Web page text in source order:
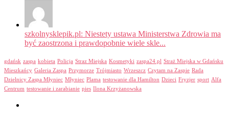
szkolnysklepik.pl: Niestety ustawa Ministerstwa Zdrowia ma
być zaostrzona i prawdopobnie wiele skle...
gdańsk zaspa kobieta Policja Straz Miejska Kosmetyki zaspa24.pl Straż Miejska w Gdańsku
Mieszkańcy Galeria Zaspa Przymorze Trójmiasto Wrzeszcz Czytam na Zaspie Rada
Dzielnicy Zaspa Młyniec Młyniec Plama testowanie dla Hamilton Dzieci Fryzjer sport Alfa
Centrum testowanie i zarabianie pies Ilona Krzyżanowska